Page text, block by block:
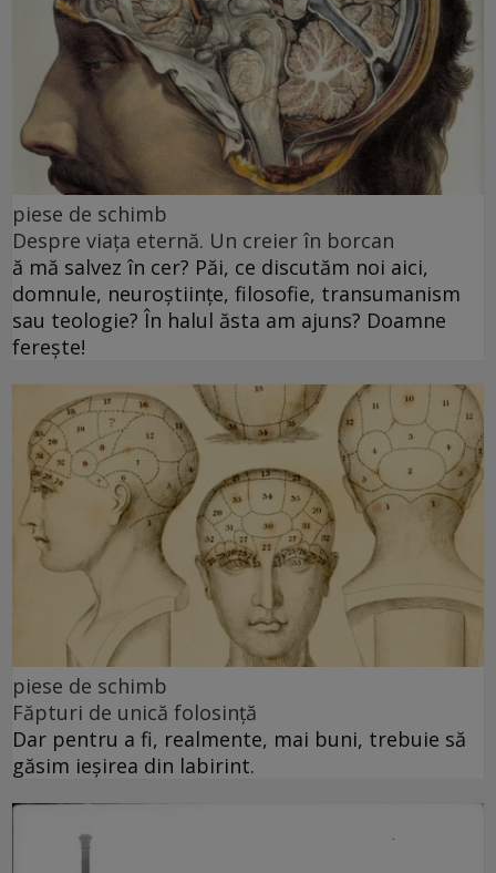
piese de schimb
Despre viața eternă. Un creier în borcan
ă mă salvez în cer? Păi, ce discutăm noi aici,
domnule, neuroștiințe, filosofie, transumanism
sau teologie? În halul ăsta am ajuns? Doamne
ferește!
piese de schimb
Făpturi de unică folosință
Dar pentru a fi, realmente, mai buni, trebuie să
găsim ieșirea din labirint.